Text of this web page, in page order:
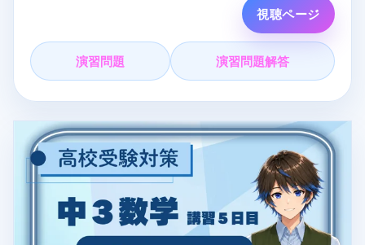
自宅から参加できるオンライン塾です。夏期講習はク
ーポン適用で完全無料受講できます！
- まなVっと！： https://mana-vit.com/open2026
#高校受験英語 #まなVっと #夏期講習 #中学英語 #総合
テスト対策
#英語 #受験生応援 #ライブ授業 #受験勉強
#英語解説
視聴ページ
演習問題 演習問題解答